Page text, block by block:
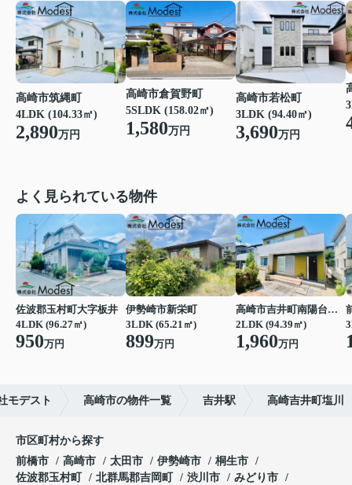
高崎市筑縄町
4LDK (104.33㎡)
2,890万円
高崎市倉賀野町
5SLDK (158.02㎡)
1,580万円
高崎市若松町
3LDK (94.40㎡)
3,690万円
よく見られている物件
佐波郡玉村町大字板井
4LDK (96.27㎡)
950万円
伊勢崎市新栄町
3LDK (65.21㎡)
899万円
高崎市吉井町南陽台２丁目
2LDK (94.39㎡)
1,960万円
モデスト 高崎市の物件一覧 吉井駅 高崎吉井町塩川
市区町村から探す
前橋市
高崎市 太田市 伊勢崎市
桐生市
佐波郡玉村町
北群馬郡吉岡町 渋川市
みどり市